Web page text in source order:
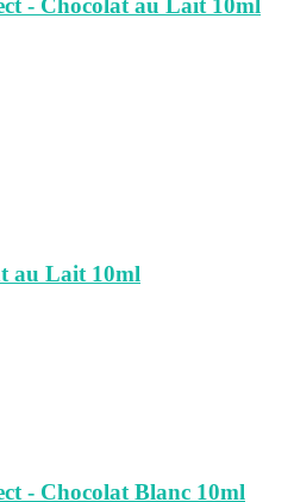
- Chocolat au Lait 10ml
au Lait 10ml
- Chocolat Blanc 10ml